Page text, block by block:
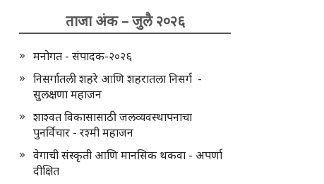
ताजा अंक – जुलै २०२६
मनोगत - संपादक-२०२६
निसर्गातली शहरे आणि शहरातला निसर्ग -
सुलक्षणा महाजन
शाश्वत विकासासाठी जलव्यवस्थापनाचा
पुनर्विचार - रश्मी महाजन
वेगाची संस्कृती आणि मानसिक थकवा - अपर्णा
दीक्षित